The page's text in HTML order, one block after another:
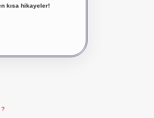
kısa hikayeler!
?